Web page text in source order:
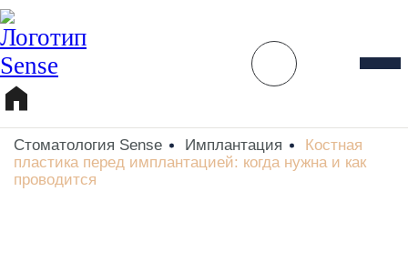
Стоматология Sense Имплантация
Костная
пластика перед имплантацией: когда нужна и как
проводится